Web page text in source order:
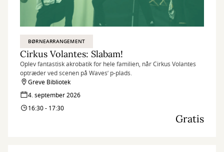
BØRNEARRANGEMENT
Cirkus Volantes: Slabam!
Oplev fantastisk akrobatik for hele familien, når Cirkus Volantes
optræder ved scenen på Waves’ p-plads.
Greve Bibliotek
4. september 2026
16:30 - 17:30
Gratis